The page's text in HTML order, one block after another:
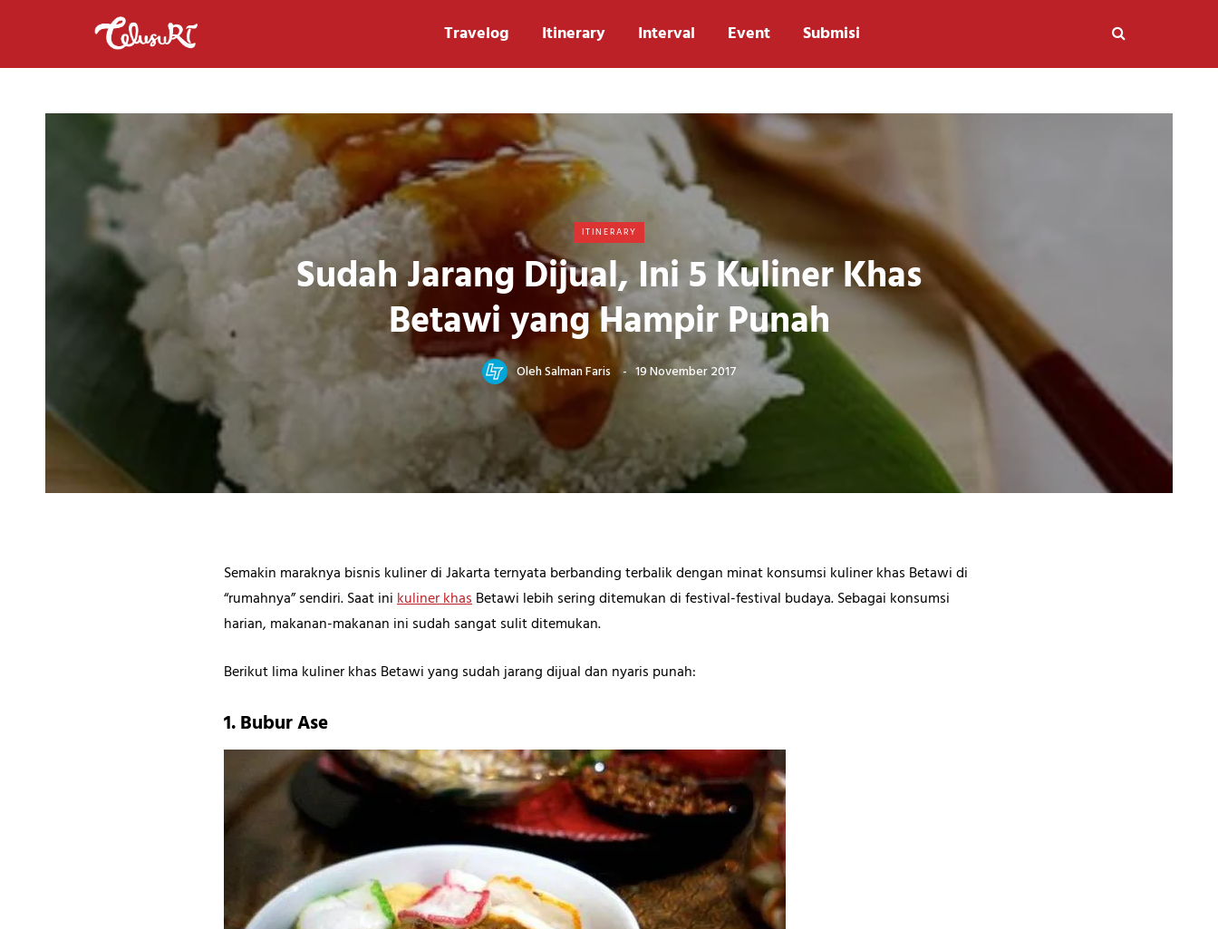
Travelog Itinerary Interval Event Submisi
ITINERARY
Sudah Jarang Dijual, Ini 5 Kuliner Khas
Betawi yang Hampir Punah
OlehSalman Faris 19 November 2017
Semakin maraknya bisnis kuliner di Jakarta ternyata berbanding terbalik dengan minat konsumsi kuliner khas Betawi di
“rumahnya” sendiri. Saat inikuliner khasBetawi lebih sering ditemukan di festival-festival budaya. Sebagai konsumsi
harian, makanan-makanan ini sudah sangat sulit ditemukan.
Berikut lima kuliner khas Betawi yang sudah jarang dijual dan nyaris punah:
1. Bubur Ase